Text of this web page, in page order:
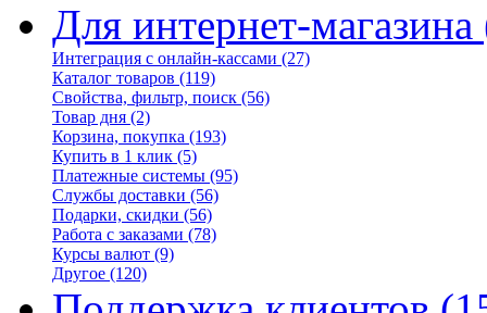
Для интернет-магазина
Интеграция с онлайн-кассами (27)
Каталог товаров (119)
Свойства, фильтр, поиск (56)
Товар дня (2)
Корзина, покупка (193)
Купить в 1 клик (5)
Платежные системы (95)
Службы доставки (56)
Подарки, скидки (56)
Работа с заказами (78)
Курсы валют (9)
Другое (120)